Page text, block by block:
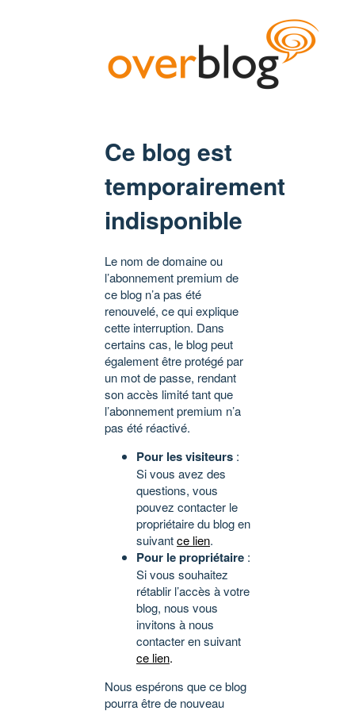
Ce blog est
temporairement
indisponible
Le nom de domaine ou
l’abonnement premium de
ce blog n’a pas été
renouvelé, ce qui explique
cette interruption. Dans
certains cas, le blog peut
également être protégé par
un mot de passe, rendant
son accès limité tant que
l’abonnement premium n’a
pas été réactivé.
Pour les visiteurs :
Si vous avez des
questions, vous
pouvez contacter le
propriétaire du blog en
suivantce lien.
Pour le propriétaire :
Si vous souhaitez
rétablir l’accès à votre
blog, nous vous
invitons à nous
contacter en suivant
ce lien.
Nous espérons que ce blog
pourra être de nouveau